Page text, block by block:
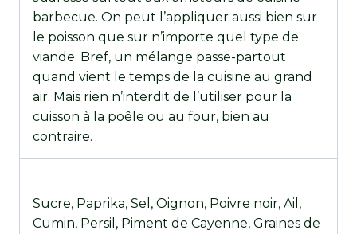
barbecue. On peut l’appliquer aussi bien sur
le poisson que sur n’importe quel type de
viande. Bref, un mélange passe-partout
quand vient le temps de la cuisine au grand
air. Mais rien n’interdit de l’utiliser pour la
cuisson à la poêle ou au four, bien au
contraire.
Sucre, Paprika, Sel, Oignon, Poivre noir, Ail,
Cumin, Persil, Piment de Cayenne, Graines de